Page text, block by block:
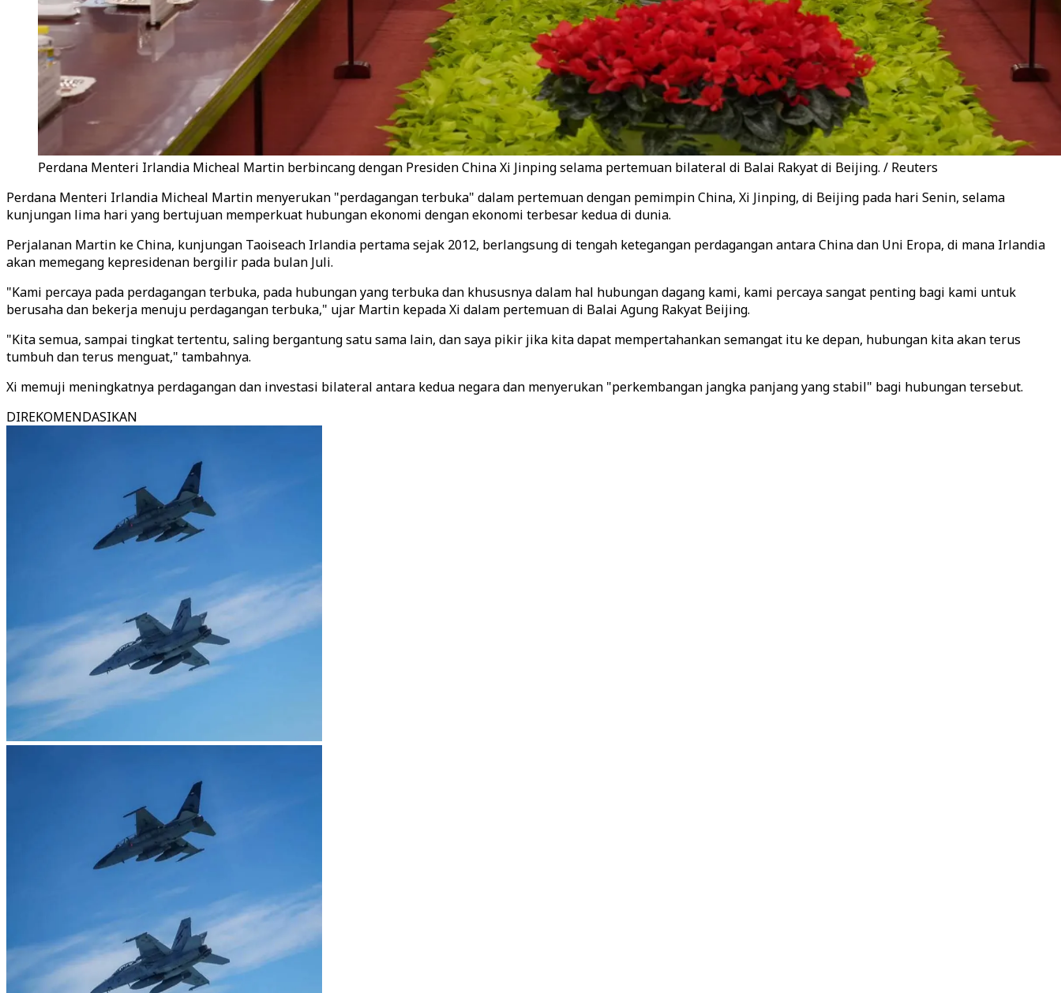
Perdana Menteri Irlandia Micheal Martin berbincang dengan Presiden China Xi Jinping selama pertemuan bilateral di Balai Rakyat di Beijing. / Reuters
Perdana Menteri Irlandia Micheal Martin menyerukan "perdagangan terbuka" dalam pertemuan dengan pemimpin China, Xi Jinping, di Beijing pada hari Senin, selama
kunjungan lima hari yang bertujuan memperkuat hubungan ekonomi dengan ekonomi terbesar kedua di dunia.
Perjalanan Martin ke China, kunjungan Taoiseach Irlandia pertama sejak 2012, berlangsung di tengah ketegangan perdagangan antara China dan Uni Eropa, di mana Irlandia
akan memegang kepresidenan bergilir pada bulan Juli.
"Kami percaya pada perdagangan terbuka, pada hubungan yang terbuka dan khususnya dalam hal hubungan dagang kami, kami percaya sangat penting bagi kami untuk
berusaha dan bekerja menuju perdagangan terbuka," ujar Martin kepada Xi dalam pertemuan di Balai Agung Rakyat Beijing.
"Kita semua, sampai tingkat tertentu, saling bergantung satu sama lain, dan saya pikir jika kita dapat mempertahankan semangat itu ke depan, hubungan kita akan terus
tumbuh dan terus menguat," tambahnya.
Xi memuji meningkatnya perdagangan dan investasi bilateral antara kedua negara dan menyerukan "perkembangan jangka panjang yang stabil" bagi hubungan tersebut.
DIREKOMENDASIKAN